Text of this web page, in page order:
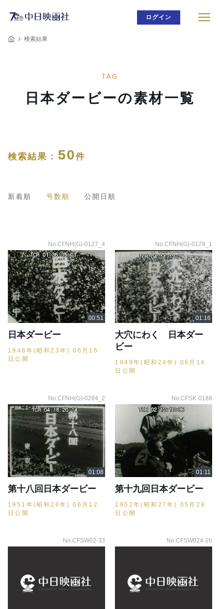
ログイン
検索結果
TAG
日本ダービーの素材一覧
検索結果 : 50件
新着順 号数順 公開日順
No.CFNH(G)-0127_4
日本ダービー
1948年(昭和23年) 06月15
日公開
No.CFNH(G)-0179_1
大穴にわく 日本ダー
ビー
1949年(昭和24年) 06月14
日公開
No.CFNH(G)-0284_2
第十八回日本ダービー
1951年(昭和26年) 06月12
日公開
No.CFSK-0188
第十九回日本ダービー
1952年(昭和27年) 05月29
日公開
No.CFSW02-33 No.CFSW024-26